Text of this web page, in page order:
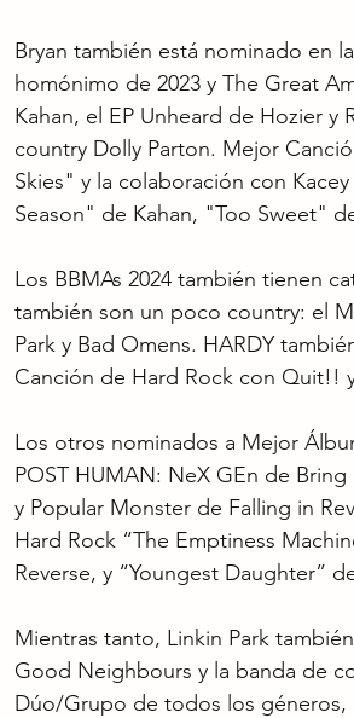
Bryan también está nominado en
homónimo de 2023 y The Great
Kahan, el EP Unheard de Hozier y
country Dolly Parton. Mejor
Skies" y la colaboración con
Season" de Kahan, "Too Sweet"
Los BBMAs 2024 también tienen
también son un poco country: el
Park y Bad Omens. HARDY
Canción de Hard Rock con Quit!!
Los otros nominados a Mejor
POST HUMAN: NeX GEn de
y Popular Monster de Falling in
Hard Rock “The Emptiness
Reverse, y “Youngest Daughter”
Mientras tanto, Linkin Park
Good Neighbours y la banda de
Dúo/Grupo de todos los géneros,